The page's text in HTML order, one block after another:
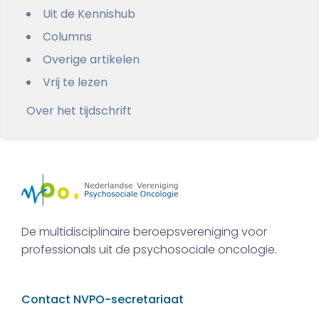
Uit de Kennishub
Columns
Overige artikelen
Vrij te lezen
Over het tijdschrift
De multidisciplinaire beroepsvereniging voor
professionals uit de psychosociale oncologie.
Contact NVPO-secretariaat